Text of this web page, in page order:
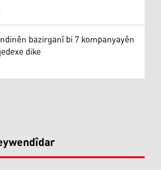
bazirganî bi 7 kompanyayên
dike